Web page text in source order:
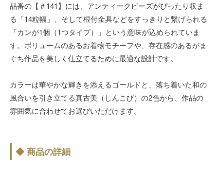
品番の【＃141】には、アンティークビーズがぴったり収ま
る「14粒幅」、そして根付金具などをすっきりと繋げられる
「カンが1個（1つタイプ）」という意味が込められていま
す。ボリュームのあるお着物モチーフや、存在感のあるがま
ぐち作品を美しく仕立てるために最適な設計です。
カラーは華やかな輝きを添えるゴールドと、落ち着いた和の
風合いを引き立てる真古美（しんこび）の2色から、作品の
雰囲気に合わせてお選びいただけます。
◆ 商品の詳細